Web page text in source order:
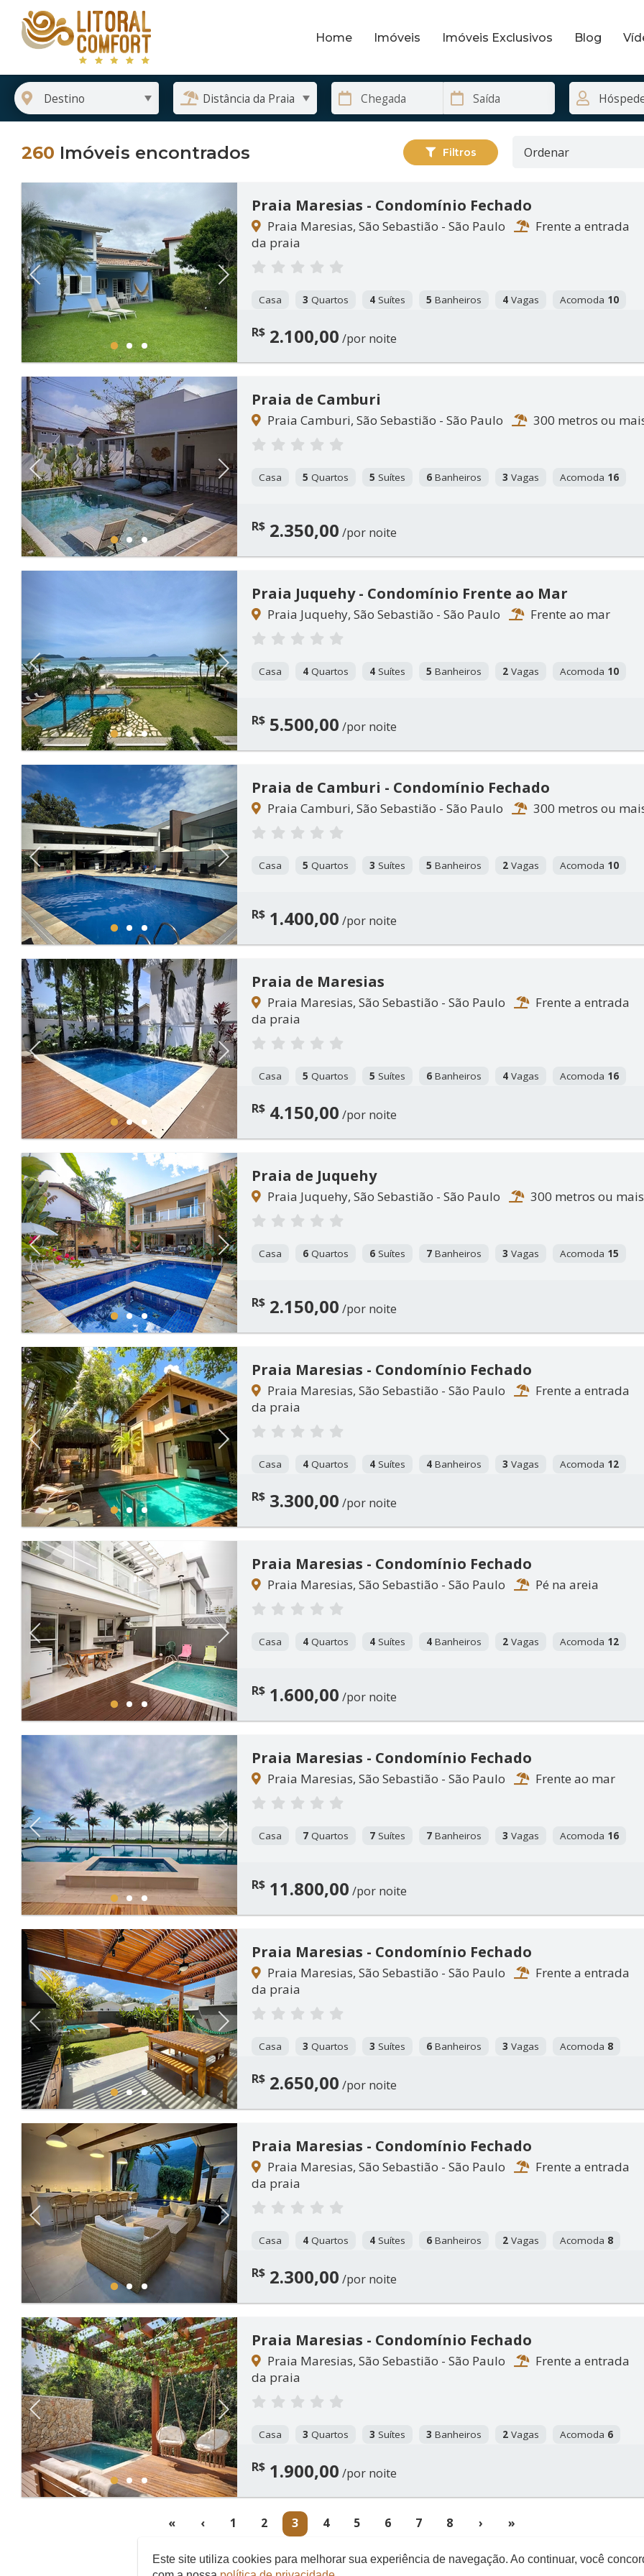
Home Imóveis Imóveis Exclusivos Blog
260 Imóveis encontrados Filtros
Previous Next
1 2 3
Praia Maresias - Condomínio Fechado
Praia Maresias, São Sebastião - São Paulo
Frente a entrada
da praia
Casa 3 Quartos 4 Suítes 5 Banheiros 4 Vagas Acomoda 10
R$ 2.100,00 /por noite
Previous Next
1 2 3
Praia de Camburi
Praia Camburi, São Sebastião - São Paulo 300 metros ou
Casa 5 Quartos 5 Suítes 6 Banheiros 3 Vagas Acomoda 16
R$ 2.350,00 /por noite
Previous Next
1 2 3
Praia Juquehy - Condomínio Frente ao Mar
Praia Juquehy, São Sebastião - São Paulo Frente ao mar
Casa 4 Quartos 4 Suítes 5 Banheiros 2 Vagas Acomoda 10
R$ 5.500,00 /por noite
Previous Next
1 2 3
Praia de Camburi - Condomínio Fechado
Praia Camburi, São Sebastião - São Paulo 300 metros ou
Casa 5 Quartos 3 Suítes 5 Banheiros 2 Vagas Acomoda 10
R$ 1.400,00 /por noite
Previous Next
1 2 3
Praia de Maresias
Praia Maresias, São Sebastião - São Paulo
Frente a entrada
da praia
Casa 5 Quartos 5 Suítes 6 Banheiros 4 Vagas Acomoda 16
R$ 4.150,00 /por noite
Previous Next
1 2 3
Praia de Juquehy
Praia Juquehy, São Sebastião - São Paulo 300 metros ou mais
Casa 6 Quartos 6 Suítes 7 Banheiros 3 Vagas Acomoda 15
R$ 2.150,00 /por noite
Previous Next
1 2 3
Praia Maresias - Condomínio Fechado
Praia Maresias, São Sebastião - São Paulo
Frente a entrada
da praia
Casa 4 Quartos 4 Suítes 4 Banheiros 3 Vagas Acomoda 12
R$ 3.300,00 /por noite
Previous Next
1 2 3
Praia Maresias - Condomínio Fechado
Praia Maresias, São Sebastião - São Paulo Pé na areia
Casa 4 Quartos 4 Suítes 4 Banheiros 2 Vagas Acomoda 12
R$ 1.600,00 /por noite
Previous Next
1 2 3
Praia Maresias - Condomínio Fechado
Praia Maresias, São Sebastião - São Paulo Frente ao mar
Casa 7 Quartos 7 Suítes 7 Banheiros 3 Vagas Acomoda 16
R$ 11.800,00 /por noite
Previous Next
1 2 3
Praia Maresias - Condomínio Fechado
Praia Maresias, São Sebastião - São Paulo
Frente a entrada
da praia
Casa 3 Quartos 3 Suítes 6 Banheiros 3 Vagas Acomoda 8
R$ 2.650,00 /por noite
Previous Next
1 2 3
Praia Maresias - Condomínio Fechado
Praia Maresias, São Sebastião - São Paulo
Frente a entrada
da praia
Casa 4 Quartos 4 Suítes 6 Banheiros 2 Vagas Acomoda 8
R$ 2.300,00 /por noite
Previous Next
1 2 3
Praia Maresias - Condomínio Fechado
Praia Maresias, São Sebastião - São Paulo
Frente a entrada
da praia
Casa 3 Quartos 3 Suítes 3 Banheiros 2 Vagas Acomoda 6
R$ 1.900,00 /por noite
« ‹ 1 2 3(current)
4 5 6 7 8 › »
Este site utiliza cookies para melhorar sua experiência de navegação. Ao continuar, você